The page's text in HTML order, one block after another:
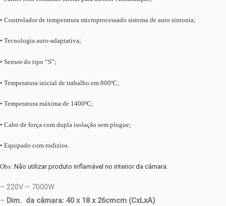
• Controlador de temperatura microprocessado sistema de auto sintonia;
• Tecnologia auto-adaptativa;
• Sensor do tipo “S”;
• Temperatura inicial de trabalho em 800ºC;
• Temperatura máxima de 1400ºC;
• Cabo de força com dupla isolação sem plugue;
• Equipado com rodizios.
Obs: Não utilizar produto inflamável no interior da câmara.
– 220V – 7000W
– Dim. da câmara: 40 x 18 x 26cmcm (CxLxA)